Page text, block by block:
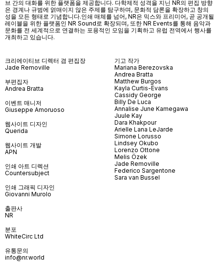
브 간의 대화를 위한 플랫폼을 제공합니다. 다학제적 성격을 지닌 NR의 편집 방향
은 경계나 규범에 얽매이지 않은 주제를 탐구하며, 문화적 담론을 확장하고 창의
성을 모든 형태로 기념합니다.인쇄 매체를 넘어, NR은 믹스와 프리미어, 곧 공개될
레이블을 위한 플랫폼인 NR Sound로 확장되며, 또한 NR Events를 통해 음악과
문화를 전 세계적으로 연결하는 포용적인 모임을 기획하고 유럽 전역에서 행사를
개최하고 있습니다.
크리에이티브 디렉터 겸 편집장
Jade Removille
부편집자
Andrea Bratta
이벤트 매니저
Giuseppe Amoruoso
웹사이트 디자인
Querida
웹사이트 개발
APN
인쇄 아트 디렉션
Countersubject
인쇄 그래픽 디자인
Giovanni Murolo
출판사
NR
분포
WhiteCirc Ltd
유통문의
info@nr.world
기고 작가
Mariana Berezovska
Andrea Bratta
Matthew Burgos
Kayla Curtis-Evans
Cassidy George
Billy De Luca
Annalise June Kamegawa
Juule Kay
Dara Khakpour
Arielle Lana LeJarde
Simone Lorusso
Lindsey Okubo
Lorenzo Ottone
Melis Özek
Jade Removille
Federico Sargentone
Sara van Bussel